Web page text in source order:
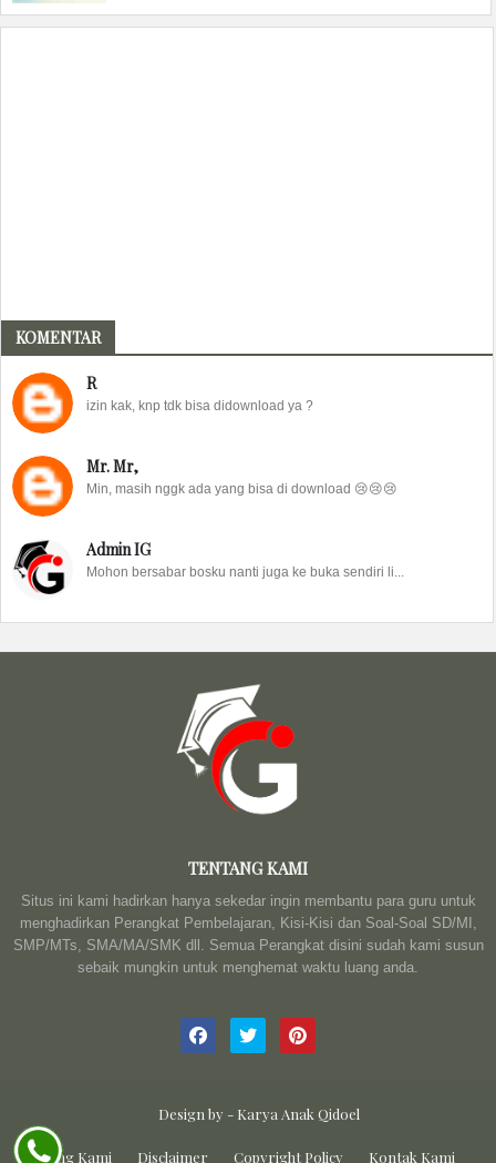
KOMENTAR
R
izin kak, knp tdk bisa didownload ya ?
Mr. Mr,
Min, masih nggk ada yang bisa di download 😢😢😢
Admin IG
Mohon bersabar bosku nanti juga ke buka sendiri li...
TENTANG KAMI
Situs ini kami hadirkan hanya sekedar ingin membantu para guru untuk
menghadirkan Perangkat Pembelajaran, Kisi-Kisi dan Soal-Soal SD/MI,
SMP/MTs, SMA/MA/SMK dll. Semua Perangkat disini sudah kami susun
sebaik mungkin untuk menghemat waktu luang anda.
Design by - Karya Anak Qidoel
Tentang Kami Disclaimer Copyright Policy Kontak Kami